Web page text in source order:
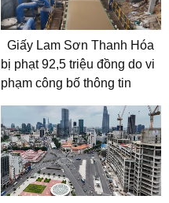
Giấy Lam Sơn Thanh Hóa
bị phạt 92,5 triệu đồng do vi
phạm công bố thông tin